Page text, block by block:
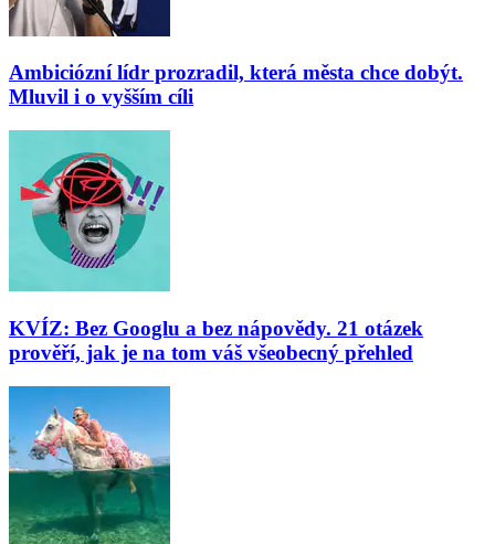
Ambiciózní lídr prozradil, která města chce dobýt.
Mluvil i o vyšším cíli
KVÍZ: Bez Googlu a bez nápovědy. 21 otázek
prověří, jak je na tom váš všeobecný přehled